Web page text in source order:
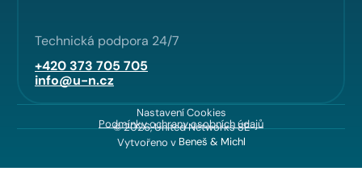
Technická podpora 24/7
+420 373 705 705
info@u-n.cz
Nastavení Cookies
Podmínky ochrany osobních údajů
© 2026, United Networks SE
Vytvořeno v Beneš & Michl